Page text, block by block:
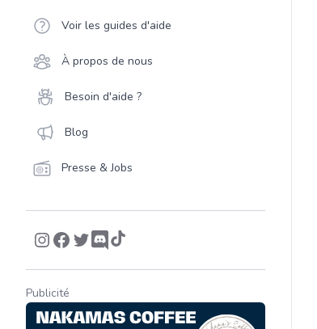
Voir les guides d'aide
À propos de nous
Besoin d'aide ?
Blog
Presse & Jobs
Publicité